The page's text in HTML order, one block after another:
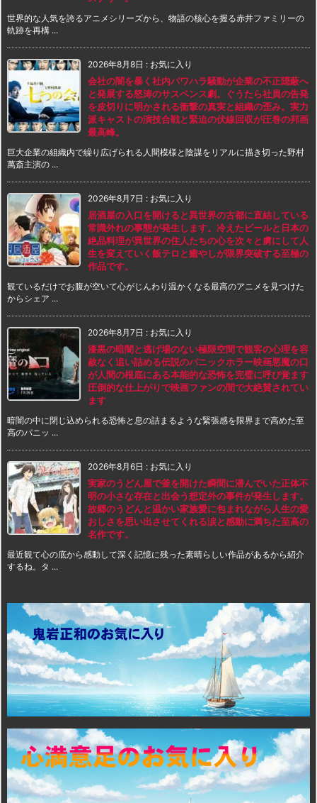
世界的な人気を誇るアニメシリーズから、物語の核心を握る赤井ファミリーの
軌跡を再構 ...
2026年8月8日 : お気に入り
会社の闇を暴く社内パワハラ騒動が企業の不正隠蔽へ
と発展する怒涛のサスペンス劇。ぐうたら社員の告発
を皮切りに明かされる衝撃の真実と組織の歪み。実力
派キャストの演技合戦と緊迫の伏線回収が圧巻の邦画
最高峰。
巨大企業の組織内で繰り広げられる人間模様と陰謀をリアルに描き切った野村
萬斎主演の ...
2026年8月7日 : お気に入り
居酒屋の入口を開けると異世界の古都に直結している
常識外れの事態が発生します。冷えたビールと日本の
絶品料理が異世界の住人たちの心を次々と虜にして人
生を変えていく飯テロと癒やしが限界突破する至極の
作品です。
観ているだけでお腹が空いて心がじんわり温かくなる最高のアニメを見つけた
からシェア ...
2026年8月7日 : お気に入り
漆黒の暗闇と逃げ場のない極限空間で観客の心理を容
赦なく追い詰める伝説のパニックホラー映画悪魔の口
が人間の根底にある本能的な恐怖を完璧に呼び覚ます
圧倒的な仕上がりで映画ファンの間で大絶賛されてい
ます
暗闇の中に閉じ込められる恐怖と息の詰まるような緊張感を限界まで高めた至
高のパニッ ...
2026年8月6日 : お気に入り
実家のうどん屋で釜を開けた瞬間に潜んでいた正体不
明の小さな存在と出会う想定外の事件が発生します。
故郷のうどんと温かい家族愛に包まれながら人生の愛
おしさを思い出させてくれる涙と感動に満ちた至高の
名作です。
最近観て心の底から感動して深く記憶に残った素晴らしい作品があるから紹介
するね。タ ...